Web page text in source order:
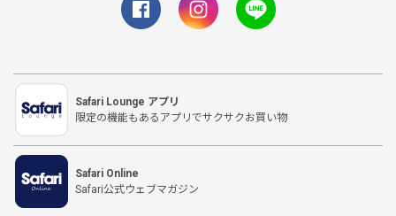
Safari Lounge アプリ
限定の機能もあるアプリでサクサクお買い物
Safari Online
Safari公式ウェブマガジン